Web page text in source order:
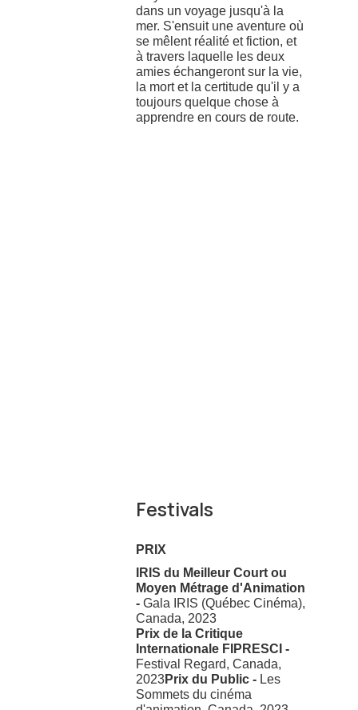
dans un voyage jusqu'à la
mer. S'ensuit une aventure où
se mêlent réalité et fiction, et
à travers laquelle les deux
amies échangeront sur la vie,
la mort et la certitude qu'il y a
toujours quelque chose à
apprendre en cours de route.
Festivals
PRIX
IRIS du Meilleur Court ou
Moyen Métrage d'Animation
- Gala IRIS (Québec Cinéma),
Canada, 2023
Prix de la Critique
Internationale FIPRESCI -
Festival Regard, Canada,
2023Prix du Public - Les
Sommets du cinéma